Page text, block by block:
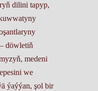
dilini tapyp,
döwletiň
medeni
we
ýaýýan, şol bir